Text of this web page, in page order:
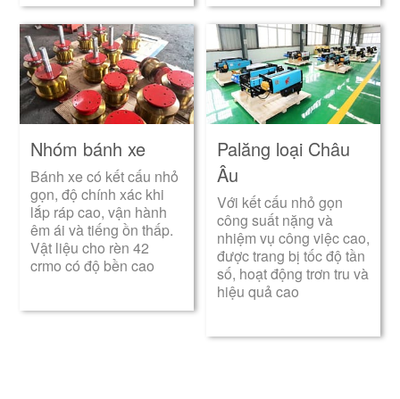
Nhóm bánh xe
Bánh xe có kết cấu nhỏ
gọn, độ chính xác khi
lắp ráp cao, vận hành
êm ái và tiếng ồn thấp.
Vật liệu cho rèn 42
crmo có độ bền cao
Palăng loại Châu
Âu
Với kết cấu nhỏ gọn
công suất nặng và
nhiệm vụ công việc cao,
được trang bị tốc độ tần
số, hoạt động trơn tru và
hiệu quả cao